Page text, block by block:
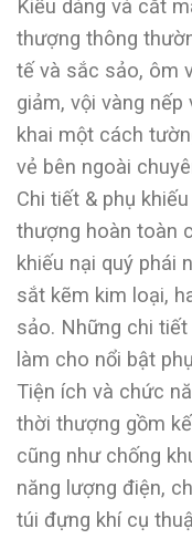
Kiểu dáng và cắt
thượng thông
tế và sắc sảo, ôm
giảm, vội vàng
khai một cách
vẻ bên ngoài
Chi tiết & phụ
thượng hoàn toàn
khiếu nại quý phái
sắt kẽm kim loại,
sảo. Những chi
làm cho nổi bật
Tiện ích và chức
thời thượng gồm
cũng như chống
năng lượng điện,
túi đựng khí cụ